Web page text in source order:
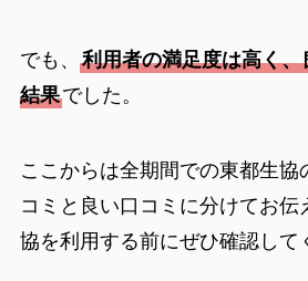
でも、 利用者の満足度は高く
結果でした。
ここからは全期間での東都生協
コミと良い口コミに分けてお伝
協を利用する前にぜひ確認して